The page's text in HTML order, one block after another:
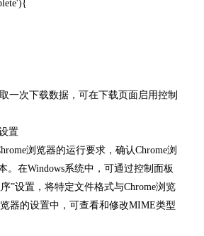
一次下载数据，可在下载页面启用控制
置
浏览器的运行要求，确认Chrome浏
。在Windows系统中，可通过控制面板
”设置，将特定文件格式与Chrome浏览
器的设置中，可查看和修改MIME类型